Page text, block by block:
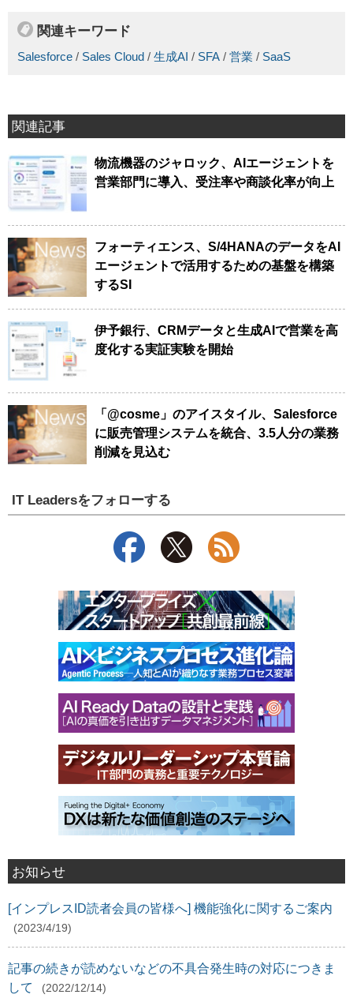
関連キーワード
Salesforce / Sales Cloud / 生成AI / SFA / 営業 / SaaS
関連記事
物流機器のジャロック、AIエージェントを
営業部門に導入、受注率や商談化率が向上
フォーティエンス、S/4HANAのデータをAI
エージェントで活用するための基盤を構築
するSI
伊予銀行、CRMデータと生成AIで営業を高
度化する実証実験を開始
「@cosme」のアイスタイル、Salesforce
に販売管理システムを統合、3.5人分の業務
削減を見込む
IT Leadersをフォローする
お知らせ
[インプレスID読者会員の皆様へ] 機能強化に関するご案内
(2023/4/19)
記事の続きが読めないなどの不具合発生時の対応につきま
して
(2022/12/14)